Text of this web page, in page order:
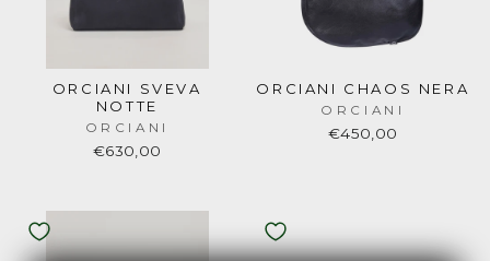
ORCIANI SVEVA
NOTTE
ORCIANI
€630,00
ORCIANI CHAOS NERA
ORCIANI
€450,00